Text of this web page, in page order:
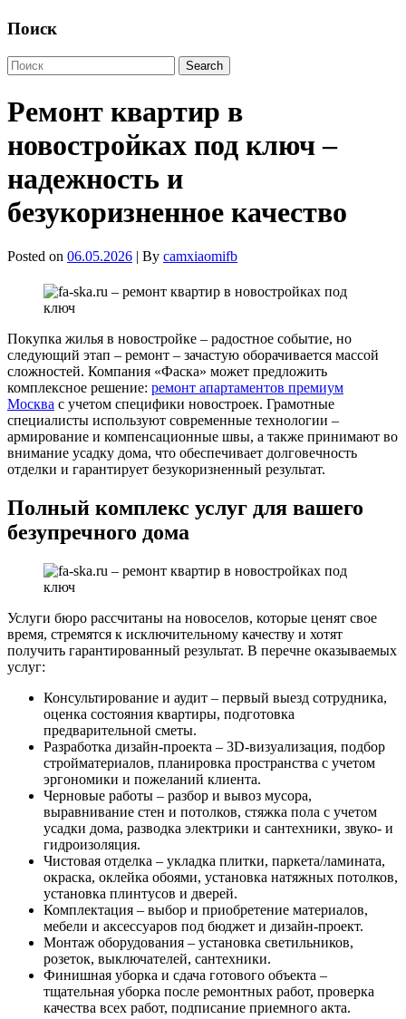
Поиск
Ремонт квартир в
новостройках под ключ –
надежность и
безукоризненное качество
Posted on 06.05.2026 | By camxiaomifb
Покупка жилья в новостройке – радостное событие, но
следующий этап – ремонт – зачастую оборачивается массой
сложностей. Компания «Фаска» может предложить
комплексное решение: ремонт апартаментов премиум
Москва с учетом специфики новостроек. Грамотные
специалисты используют современные технологии –
армирование и компенсационные швы, а также принимают во
внимание усадку дома, что обеспечивает долговечность
отделки и гарантирует безукоризненный результат.
Полный комплекс услуг для вашего
безупречного дома
Услуги бюро рассчитаны на новоселов, которые ценят свое
время, стремятся к исключительному качеству и хотят
получить гарантированный результат. В перечне оказываемых
услуг:
Консультирование и аудит – первый выезд сотрудника,
оценка состояния квартиры, подготовка
предварительной сметы.
Разработка дизайн-проекта – 3D-визуализация, подбор
стройматериалов, планировка пространства с учетом
эргономики и пожеланий клиента.
Черновые работы – разбор и вывоз мусора,
выравнивание стен и потолков, стяжка пола с учетом
усадки дома, разводка электрики и сантехники, звуко- и
гидроизоляция.
Чистовая отделка – укладка плитки, паркета/ламината,
окраска, оклейка обоями, установка натяжных потолков,
установка плинтусов и дверей.
Комплектация – выбор и приобретение материалов,
мебели и аксессуаров под бюджет и дизайн-проект.
Монтаж оборудования – установка светильников,
розеток, выключателей, сантехники.
Финишная уборка и сдача готового объекта –
тщательная уборка после ремонтных работ, проверка
качества всех работ, подписание приемного акта.